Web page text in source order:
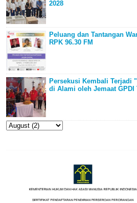
2028
Peluang dan Tantangan
RPK 96.30 FM
Persekusi Kembali Terjadi
di Alami oleh Jemaat GPDI